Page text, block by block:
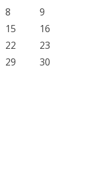
8
9
15
16
22
23
29
30